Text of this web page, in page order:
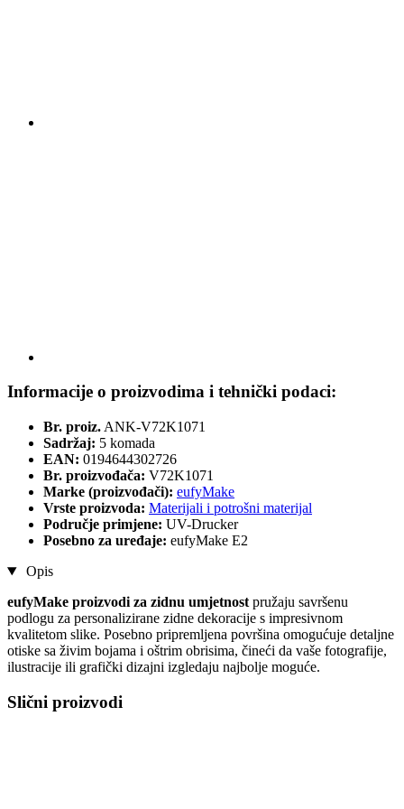
Informacije o proizvodima i tehnički podaci:
Br. proiz. ANK-V72K1071
Sadržaj: 5 komada
EAN: 0194644302726
Br. proizvođača: V72K1071
Marke (proizvođači): eufyMake
Vrste proizvoda: Materijali i potrošni materijal
Područje primjene: UV-Drucker
Posebno za uređaje: eufyMake E2
Opis
eufyMake proizvodi za zidnu umjetnost pružaju savršenu
podlogu za personalizirane zidne dekoracije s impresivnom
kvalitetom slike. Posebno pripremljena površina omogućuje detaljne
otiske sa živim bojama i oštrim obrisima, čineći da vaše fotografije,
ilustracije ili grafički dizajni izgledaju najbolje moguće.
Slični proizvodi